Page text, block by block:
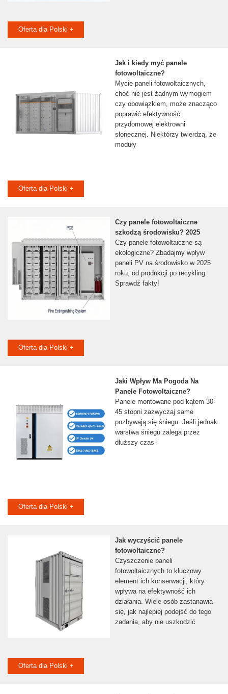
Oferta dla Polski +
Jak i kiedy myć panele
fotowoltaiczne?
Mycie paneli fotowoltaicznych,
choć nie jest żadnym wymogiem
czy obowiązkiem, może znacząco
poprawić efektywność
przydomowej elektrowni
słonecznej. Niektórzy twierdzą, że
moduły
Oferta dla Polski +
Czy panele fotowoltaiczne
szkodzą środowisku? 2025
Czy panele fotowoltaiczne są
ekologiczne? Zbadajmy wpływ
paneli PV na środowisko w 2025
roku, od produkcji po recykling.
Sprawdź fakty!
Oferta dla Polski +
Jaki Wpływ Ma Pogoda Na
Panele Fotowoltaiczne?
Panele montowane pod kątem 30-
45 stopni zazwyczaj same
pozbywają się śniegu. Jeśli jednak
warstwa śniegu zalega przez
dłuższy czas i
Oferta dla Polski +
Jak wyczyścić panele
fotowoltaiczne?
Czyszczenie paneli
fotowoltaicznych to kluczowy
element ich konserwacji, który
wpływa na efektywność ich
działania. Wiele osób zastanawia
się, jak najlepiej podejść do tego
zadania, aby nie uszkodzić
Oferta dla Polski +